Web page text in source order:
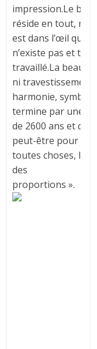
impression.Le
réside en tout, ne
est dans l’œil qui
n’existe pas et
travaillé.La beauté
ni
harmonie,
termine par une
de 2600 ans et
peut-être pour les
toutes choses, le
des